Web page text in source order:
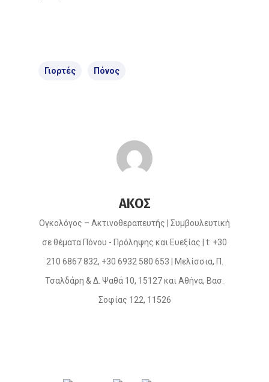
Γιορτές Πόνος
ΑΚΟΣ
Ογκολόγος – Ακτινοθεραπευτής | Συμβουλευτική
σε θέματα Πόνου - Πρόληψης και Ευεξίας | t: +30
210 6867 832, +30 6932 580 653 | Μελίσσια, Π.
Τσαλδάρη & Δ. Ψαθά 10, 15127 και Αθήνα, Βασ.
Σοφίας 122, 11526